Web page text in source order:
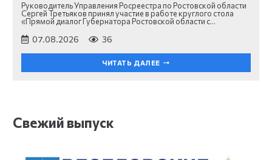
Руководитель Управления Росреестра по Ростовской области
Сергей Третьяков принял участие в работе круглого стола
«Прямой диалог Губернатора Ростовской области с…
07.08.2026 36
ЧИТАТЬ ДАЛЕЕ
Свежий выпуск